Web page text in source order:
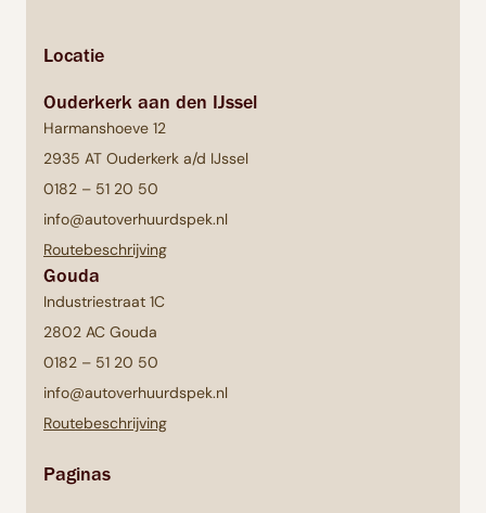
Locatie
Ouderkerk aan den IJssel
Harmanshoeve 12
2935 AT Ouderkerk a/d IJssel
0182 – 51 20 50
info@autoverhuurdspek.nl
Routebeschrijving
Gouda
Industriestraat 1C
2802 AC Gouda
0182 – 51 20 50
info@autoverhuurdspek.nl
Routebeschrijving
Paginas